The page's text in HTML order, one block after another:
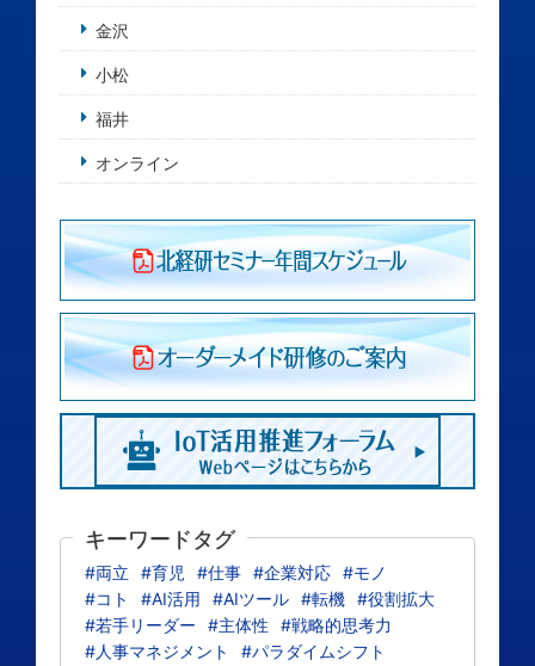
金沢
小松
福井
オンライン
キーワードタグ
#両立 #育児 #仕事 #企業対応 #モノ
#コト
#AI活用 #AIツール #転機 #役割拡大
#若手リーダー
#主体性
#戦略的思考力
#人事マネジメント
#パラダイムシフト